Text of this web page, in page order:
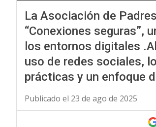
La Asociación de
“Conexiones seguras”,
los entornos digitales
uso de redes sociales,
prácticas y un enfoque
Publicado el 23 de ago de 2025